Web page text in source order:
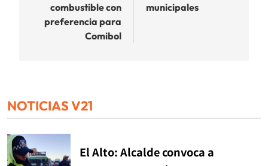
combustible con
preferencia para
Comibol
municipales
NOTICIAS V21
El Alto: Alcalde convoca a